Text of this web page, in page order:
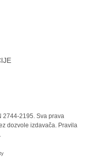
2744-2195. Sva prava
dozvole izdavača. Pravila